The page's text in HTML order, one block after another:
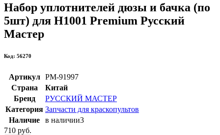
Набор уплотнителей дюзы и бачка (по
5шт) для H1001 Premium Русский
Мастер
Код: 56270
Артикул
РМ-91997
Страна
Китай
Бренд
РУССКИЙ МАСТЕР
Категория Запчасти для краскопультов
Наличие
в наличии3
710 руб.